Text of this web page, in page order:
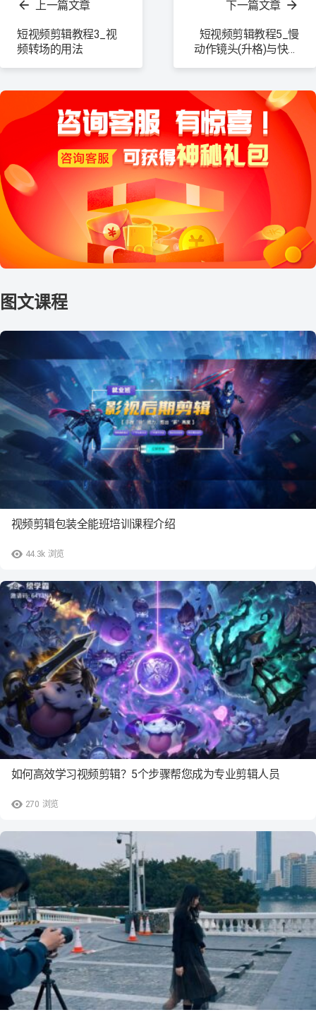
上一篇文章
短视频剪辑教程3_视
频转场的用法
下一篇文章
短视频剪辑教程5_慢
动作镜头(升格)与快动
44.3k 浏览
视频剪辑包装全能班培训课程介绍
270 浏览
如何高效学习视频剪辑？5个步骤帮您成为专业剪辑人员